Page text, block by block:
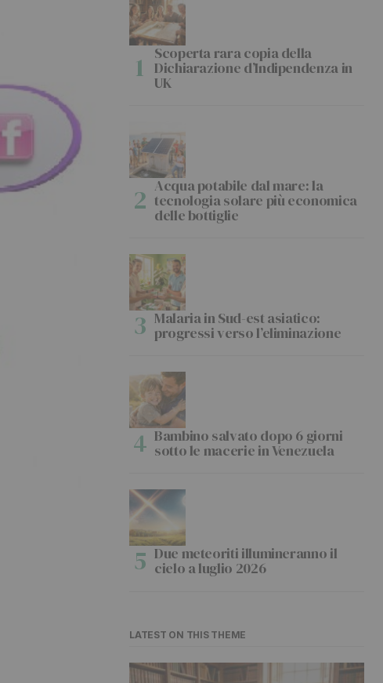
Scoperta rara copia della
Dichiarazione d’Indipendenza in
UK
Acqua potabile dal mare: la
tecnologia solare più economica
delle bottiglie
Malaria in Sud-est asiatico:
progressi verso l’eliminazione
Bambino salvato dopo 6 giorni
sotto le macerie in Venezuela
Due meteoriti illumineranno il
cielo a luglio 2026
LATEST ON THIS THEME